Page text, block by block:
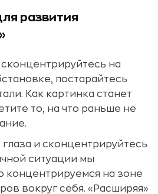
развития
на
постарайтесь
Как картинка станет
то, на что раньше не
и сконцентрируйтесь
ситуации мы
концентрируемся на зоне
вокруг себя. «Расширяя»